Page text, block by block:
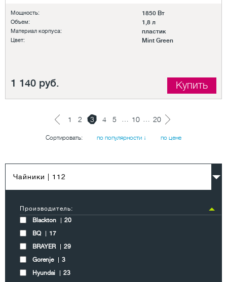
Мощность: 1850 Вт
Объем: 1,8 л
Материал корпуса: пластик
Цвет: Mint Green
1 140 руб. Купить
1 2 3 4 5 10 20
Сортировать: по популярности ↓ по цене
Чайники | 112
Производитель:
Blackton
20
BQ
17
BRAYER
29
Gorenje
3
Hyundai
23